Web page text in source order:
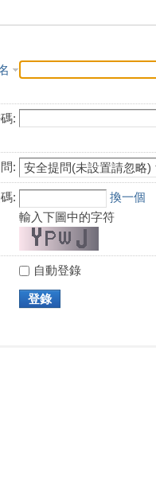
:
:
:
換一個
輸入下圖中的字符
自動登錄
登錄